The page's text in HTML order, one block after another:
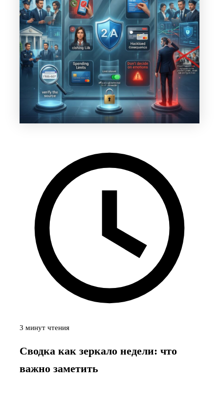
3 минут чтения
Сводка как зеркало недели: что
важно заметить